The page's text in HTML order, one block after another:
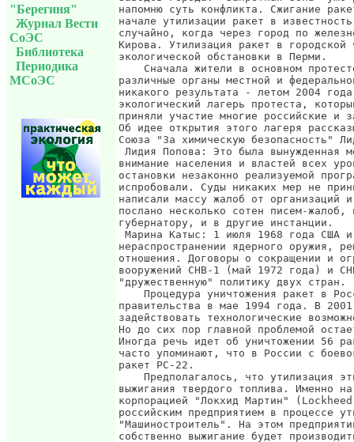
"Берегиня"
Журнал Вести
СоЭС
Библиотека
Периодика
МСоЭС